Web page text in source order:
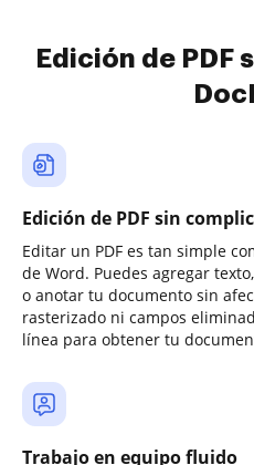
Edición de PDF
Edición de PDF sin
Editar un PDF es tan simple
de Word. Puedes agregar
o anotar tu documento sin
rasterizado ni campos
línea para obtener tu
Trabajo en equipo fluido